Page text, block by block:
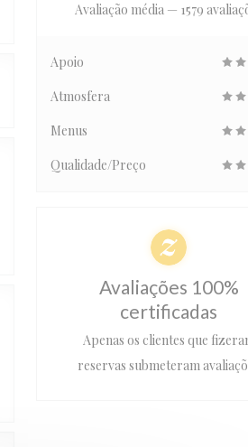
Avaliação média — 1579
Apoio
Atmosfera
Menus
Qualidade/Preço
Avaliações 100%
certificadas
Apenas os clientes que
reservas submeteram